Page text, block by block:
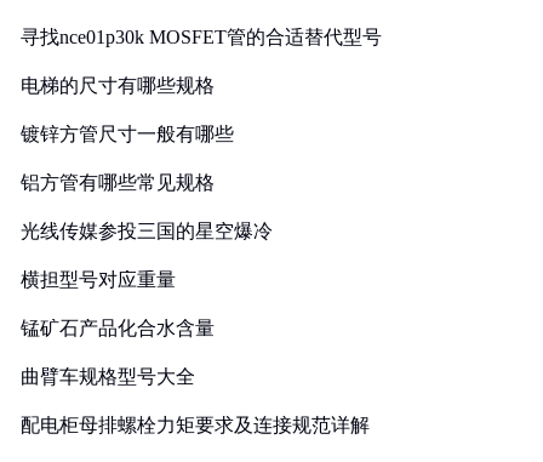
寻找nce01p30k MOSFET管的合适替代型号
电梯的尺寸有哪些规格
镀锌方管尺寸一般有哪些
铝方管有哪些常见规格
光线传媒参投三国的星空爆冷
横担型号对应重量
锰矿石产品化合水含量
曲臂车规格型号大全
配电柜母排螺栓力矩要求及连接规范详解